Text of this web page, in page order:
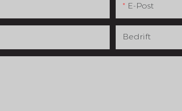
E-Post
Bedrift